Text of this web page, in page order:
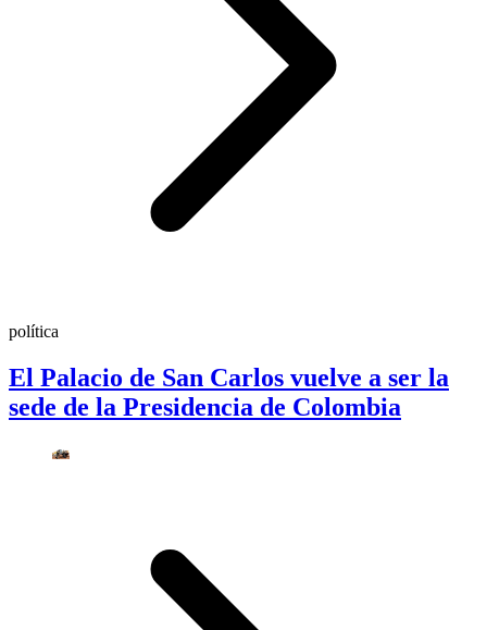
política
El Palacio de San Carlos vuelve a ser la
sede de la Presidencia de Colombia